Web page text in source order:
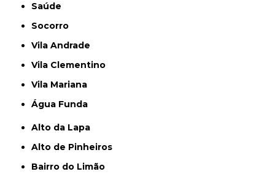
Saúde
Socorro
Vila Andrade
Vila Clementino
Vila Mariana
Água Funda
Alto da Lapa
Alto de Pinheiros
Bairro do Limão